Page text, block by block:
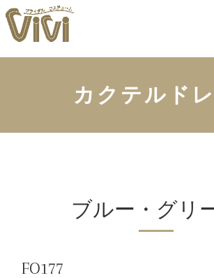
カクテルド
ブルー・グリ
FO177